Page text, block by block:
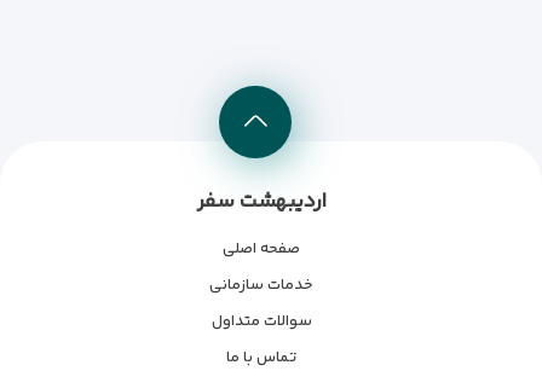
اردیبهشت سفر
صفحه اصلی
خدمات سازمانی
سوالات متداول
تماس با ما